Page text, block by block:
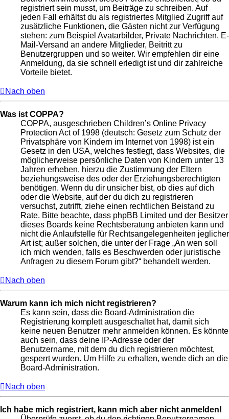
registriert sein musst, um Beiträge zu schreiben. Auf
jeden Fall erhältst du als registriertes Mitglied Zugriff auf
zusätzliche Funktionen, die Gästen nicht zur Verfügung
stehen: zum Beispiel Avatarbilder, Private Nachrichten, E-
Mail-Versand an andere Mitglieder, Beitritt zu
Benutzergruppen und so weiter. Wir empfehlen dir eine
Anmeldung, da sie schnell erledigt ist und dir zahlreiche
Vorteile bietet.
Nach oben
Was ist COPPA?
COPPA, ausgeschrieben Children’s Online Privacy
Protection Act of 1998 (deutsch: Gesetz zum Schutz der
Privatsphäre von Kindern im Internet von 1998) ist ein
Gesetz in den USA, welches festlegt, dass Websites, die
möglicherweise persönliche Daten von Kindern unter 13
Jahren erheben, hierzu die Zustimmung der Eltern
beziehungsweise des oder der Erziehungsberechtigten
benötigen. Wenn du dir unsicher bist, ob dies auf dich
oder die Website, auf der du dich zu registrieren
versuchst, zutrifft, ziehe einen rechtlichen Beistand zu
Rate. Bitte beachte, dass phpBB Limited und der Besitzer
dieses Boards keine Rechtsberatung anbieten kann und
nicht die Anlaufstelle für Rechtsangelegenheiten jeglicher
Art ist; außer solchen, die unter der Frage „An wen soll
ich mich wenden, falls es Beschwerden oder juristische
Anfragen zu diesem Forum gibt?“ behandelt werden.
Nach oben
Warum kann ich mich nicht registrieren?
Es kann sein, dass die Board-Administration die
Registrierung komplett ausgeschaltet hat, damit sich
keine neuen Benutzer mehr anmelden können. Es könnte
auch sein, dass deine IP-Adresse oder der
Benutzername, mit dem du dich registrieren möchtest,
gesperrt wurden. Um Hilfe zu erhalten, wende dich an die
Board-Administration.
Nach oben
Ich habe mich registriert, kann mich aber nicht anmelden!